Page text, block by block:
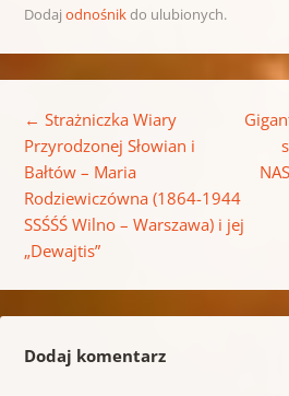
Dodaj odnośnikdo ulubionych.
← Strażniczka Wiary
Przyrodzonej Słowian i
Bałtów – Maria
Rodziewiczówna (1864-1944
SSŚŚŚ Wilno – Warszawa) i jej
„Dewajtis”
Dodaj komentarz